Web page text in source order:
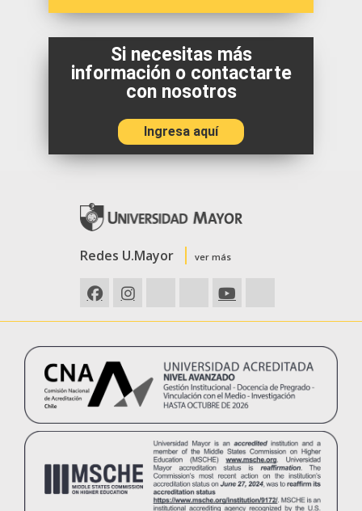
Manuel Montt
Encargado: Marco Miranda
transportelapiramide@mayor.cl
(transporte 23281330-07-9880022 Pamela
Encargado: Alejandro Bahamonde
+56 9 75005909
Sto Domingo
Encargado: Waldo Carrizo
waldo.carrizo@umayor.cl
+56 9 75005903
luis.campos@umayor.cl
Alameda
paulo.gonzalez@umayor.cl
+56975005907
Asistente: Luis Minguez
luis.minguez@umayor.cl
Portugal
Encargado: Leonardo Zahn
leonardo.zahn@umayor.cl
+56975005904
Asistente: Alexis Rojas
alexis.rojas@umayor.cl
Si necesitas más
información o contactarte
con nosotros
Ingresa aquí
Redes U.Mayor ver más